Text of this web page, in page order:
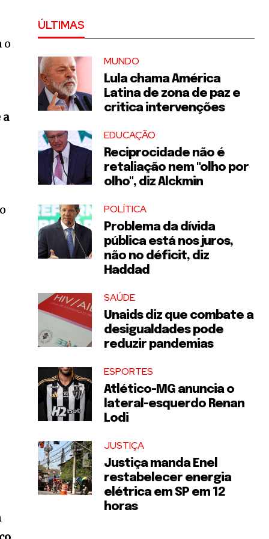
o
a
ÚLTIMAS
MUNDO
Lula chama América
Latina de zona de paz e
critica intervenções
EDUCAÇÃO
Reciprocidade não é
retaliação nem "olho por
olho", diz Alckmin
POLÍTICA
Problema da dívida
pública está nos juros,
não no déficit, diz
Haddad
SAÚDE
Unaids diz que combate a
desigualdades pode
reduzir pandemias
ESPORTES
Atlético-MG anuncia o
lateral-esquerdo Renan
Lodi
JUSTIÇA
Justiça manda Enel
restabelecer energia
elétrica em SP em 12
horas